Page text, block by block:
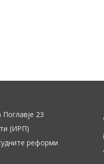
Поглавје 23
(ИРП)
реформи